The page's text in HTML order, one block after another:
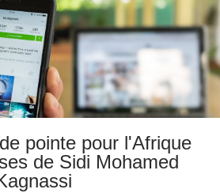
pointe pour l'Afrique
de Sidi Mohamed